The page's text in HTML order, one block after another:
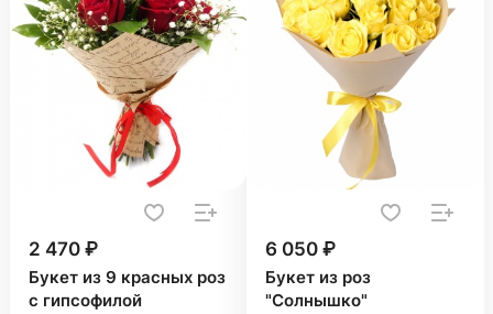
2 470 ₽
Букет из 9 красных роз
с гипсофилой
6 050 ₽
Букет из роз
"Солнышко"